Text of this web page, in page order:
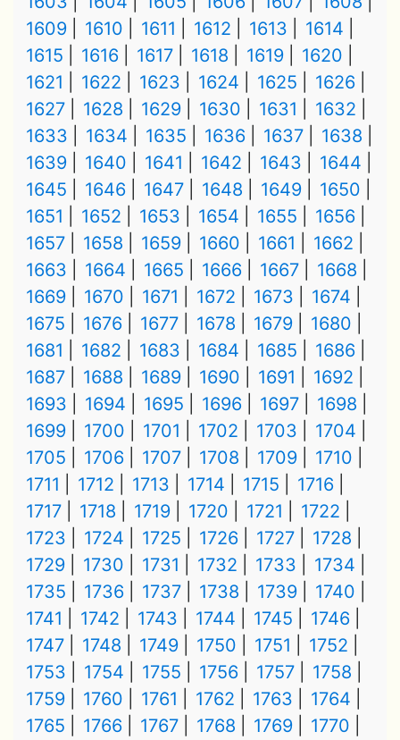
1609
1610 1611 1612 1613
1614
1615
1616 1617 1618 1619
1620
1621
1622 1623 1624 1625
1626
1627
1628 1629 1630 1631
1632
1633
1634 1635 1636 1637
1638
1639
1640 1641 1642 1643
1644
1645
1646 1647 1648 1649
1650
1651
1652 1653 1654 1655
1656
1657
1658 1659 1660 1661
1662
1663
1664 1665 1666 1667
1668
1669
1670 1671 1672 1673
1674
1675
1676 1677 1678 1679
1680
1681
1682 1683 1684 1685
1686
1687
1688 1689 1690 1691
1692
1693
1694 1695 1696 1697
1698
1699
1700 1701 1702 1703
1704
1705
1706 1707 1708 1709
1710
1711
1712 1713 1714 1715
1716
1717
1718 1719 1720 1721
1722
1723
1724 1725 1726 1727
1728
1729
1730 1731 1732 1733
1734
1735
1736 1737 1738 1739
1740
1741
1742 1743 1744 1745
1746
1747
1748 1749 1750 1751
1752
1753
1754 1755 1756 1757
1758
1759
1760 1761 1762 1763
1764
1765
1766 1767 1768 1769
1770